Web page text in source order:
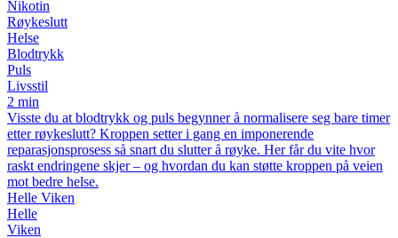
Nikotin
Røykeslutt
Helse
Blodtrykk
Puls
Livsstil
2 min
Visste du at blodtrykk og puls begynner å normalisere seg bare timer
etter røykeslutt? Kroppen setter i gang en imponerende
reparasjonsprosess så snart du slutter å røyke. Her får du vite hvor
raskt endringene skjer – og hvordan du kan støtte kroppen på veien
mot bedre helse.
Helle Viken
Helle
Viken